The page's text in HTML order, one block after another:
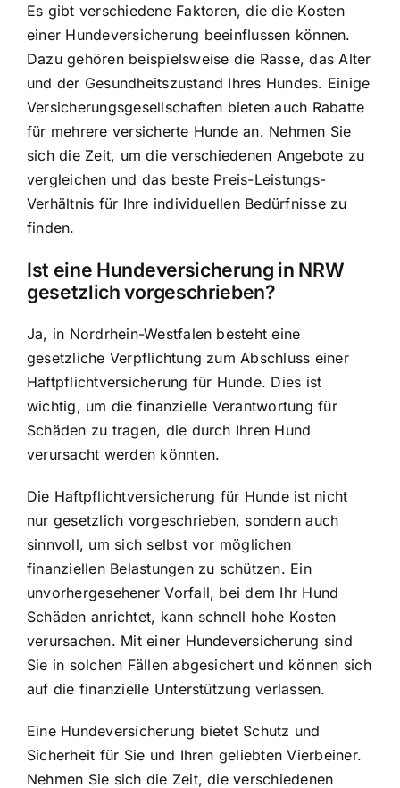
Es gibt verschiedene Faktoren, die die Kosten
einer Hundeversicherung beeinflussen können.
Dazu gehören beispielsweise die Rasse, das Alter
und der Gesundheitszustand Ihres Hundes. Einige
Versicherungsgesellschaften bieten auch Rabatte
für mehrere versicherte Hunde an. Nehmen Sie
sich die Zeit, um die verschiedenen Angebote zu
vergleichen und das beste Preis-Leistungs-
Verhältnis für Ihre individuellen Bedürfnisse zu
finden.
Ist eine Hundeversicherung in NRW
gesetzlich vorgeschrieben?
Ja, in Nordrhein-Westfalen besteht eine
gesetzliche Verpflichtung zum Abschluss einer
Haftpflichtversicherung für Hunde. Dies ist
wichtig, um die finanzielle Verantwortung für
Schäden zu tragen, die durch Ihren Hund
verursacht werden könnten.
Die Haftpflichtversicherung für Hunde ist nicht
nur gesetzlich vorgeschrieben, sondern auch
sinnvoll, um sich selbst vor möglichen
finanziellen Belastungen zu schützen. Ein
unvorhergesehener Vorfall, bei dem Ihr Hund
Schäden anrichtet, kann schnell hohe Kosten
verursachen. Mit einer Hundeversicherung sind
Sie in solchen Fällen abgesichert und können sich
auf die finanzielle Unterstützung verlassen.
Eine Hundeversicherung bietet Schutz und
Sicherheit für Sie und Ihren geliebten Vierbeiner.
Nehmen Sie sich die Zeit, die verschiedenen